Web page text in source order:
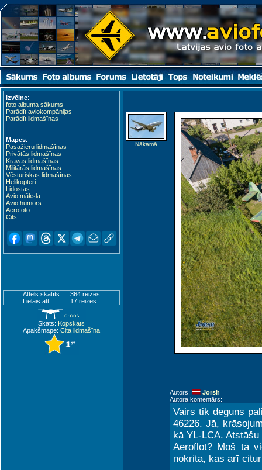
Izvēlne:
foto albuma sākums
Parādīt aviokompānijas
Parādīt lidmašīnas
Mapes:
Pasažieru lidmašīnas
Privātās lidmašīnas
Kravas lidmašīnas
Militārās lidmašīnas
Vēsturiskas lidmašīnas
Helikopteri
Lidostas
Avio māksla
Avio humors
Aerofoto
Cits
Attēls skatīts:
364 reizes
Lielais att.:
17 reizes
Skats: Kopskats
Apakšmape: Cita lidmašīna
Nākamā
Autors:
Jorsh
Autora komentārs:
Vairs tik deguns
46226. Jā,
kā YL-LCA.
Aeroflot? Moš tā
nokrita, kas arī